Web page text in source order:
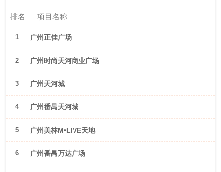
排名 项目名称
1 广州正佳广场
2 广州时尚天河商业广场
3 广州天河城
4 广州番禺天河城
5 广州美林M•LIVE天地
6 广州番禺万达广场